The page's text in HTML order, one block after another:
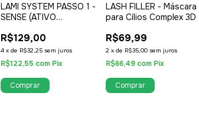
LAMI SYSTEM PASSO 1 -
SENSE (ATIVO
HCL 100% LIVRE DE
TIOGLICOLATO )
R$129,00
4 xde R$32,25 sem juros
R$122,55 com Pix
LASH FILLER - Máscara
para Cílios Complex 3D
R$69,99
2 xde R$35,00 sem juros
R$66,49 com Pix